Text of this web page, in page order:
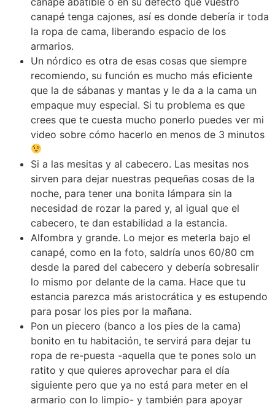
canapé tenga cajones, así es donde debería ir toda
la ropa de cama, liberando espacio de los
armarios.
Un nórdico es otra de esas cosas que siempre
recomiendo, su función es mucho más eficiente
que la de sábanas y mantas y le da a la cama un
empaque muy especial. Si tu problema es que
crees que te cuesta mucho ponerlo puedes ver mi
video sobre cómo hacerlo en menos de 3 minutos
Si a las mesitas y al cabecero. Las mesitas nos
sirven para dejar nuestras pequeñas cosas de la
noche, para tener una bonita lámpara sin la
necesidad de rozar la pared y, al igual que el
cabecero, te dan estabilidad a la estancia.
Alfombra y grande. Lo mejor es meterla bajo el
canapé, como en la foto, saldría unos 60/80 cm
desde la pared del cabecero y debería sobresalir
lo mismo por delante de la cama. Hace que tu
estancia parezca más aristocrática y es estupendo
para posar los pies por la mañana.
Pon un piecero (banco a los pies de la cama)
bonito en tu habitación, te servirá para dejar tu
ropa de re-puesta -aquella que te pones solo un
ratito y que quieres aprovechar para el día
siguiente pero que ya no está para meter en el
armario con lo limpio- y también para apoyar